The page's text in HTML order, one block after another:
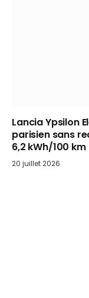
Lancia Ypsilon
parisien sans
6,2 kWh/100 km
20 juillet 2026